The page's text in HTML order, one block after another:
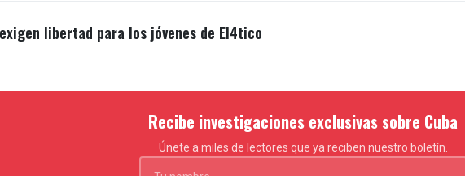
libertad para los jóvenes de El4tico
Recibe investigaciones exclusivas sobre Cuba
Únete a miles de lectores que ya reciben nuestro boletín.